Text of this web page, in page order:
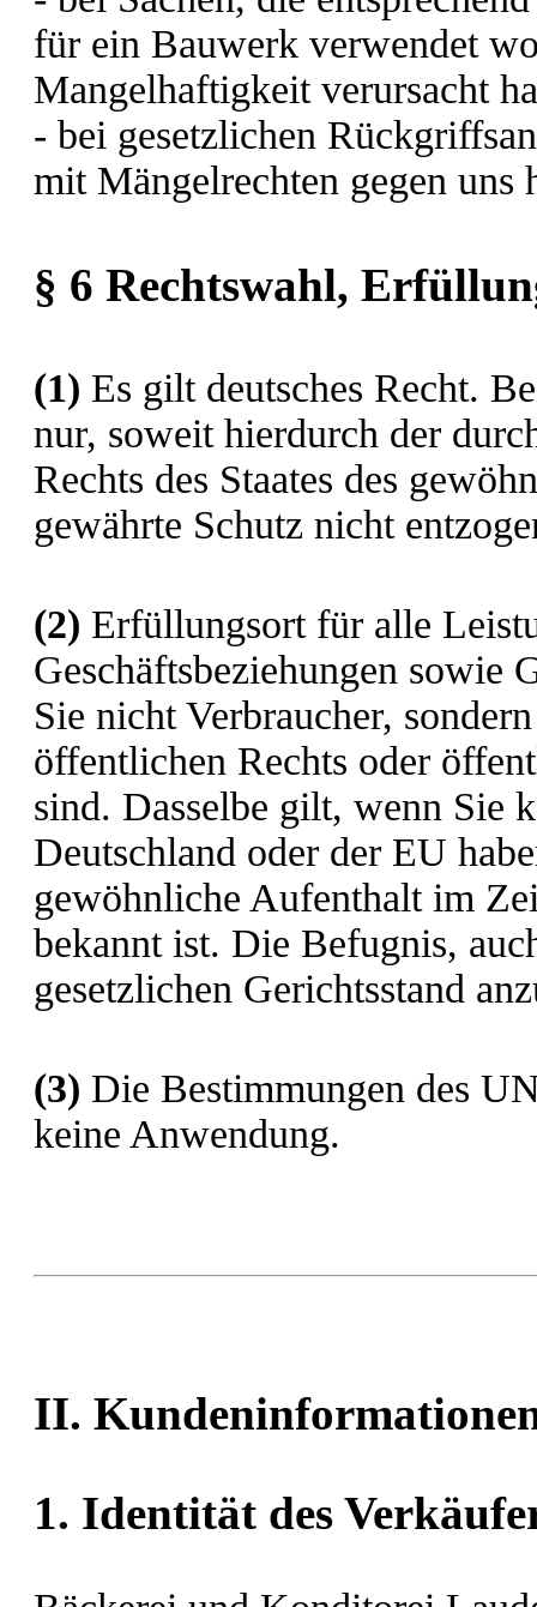
für ein Bauwerk verwendet
Mangelhaftigkeit verursacht
- bei gesetzlichen
mit Mängelrechten gegen uns
§ 6 Rechtswahl,
(1) Es gilt deutsches Recht.
nur, soweit hierdurch der
Rechts des Staates des
gewährte Schutz nicht
(2) Erfüllungsort für alle
Geschäftsbeziehungen sowie
Sie nicht Verbraucher,
öffentlichen Rechts oder
sind. Dasselbe gilt, wenn Sie
Deutschland oder der EU
gewöhnliche Aufenthalt im
bekannt ist. Die Befugnis,
gesetzlichen Gerichtsstand
(3) Die Bestimmungen des
keine Anwendung.
II.
1. Identität des